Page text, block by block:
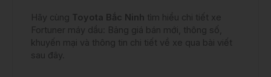
Hãy cùng Toyota Bắc Ninh tìm hiểu chi tiết xe
Fortuner máy dầu: Bảng giá bán mới, thông số,
khuyến mại và thông tin chi tiết về xe qua bài viết
sau đây.